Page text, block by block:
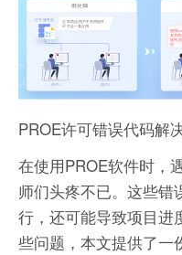
PROE许可错误代码解
在使用PROE软件时，
师们头疼不已。这些错
行，还可能导致项目进
些问题，本文提供了一